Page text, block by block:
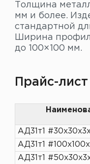
Толщина
мм и более.
стандартной
Ширина
до 100×100 мм.
Прайс-лист
АД31т1
АД31т1
АД31т1